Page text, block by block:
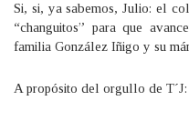
Si, si, ya sabemos, Julio: el
“changuitos” para que
familia González Iñigo y su
A propósito del orgullo de T´J: